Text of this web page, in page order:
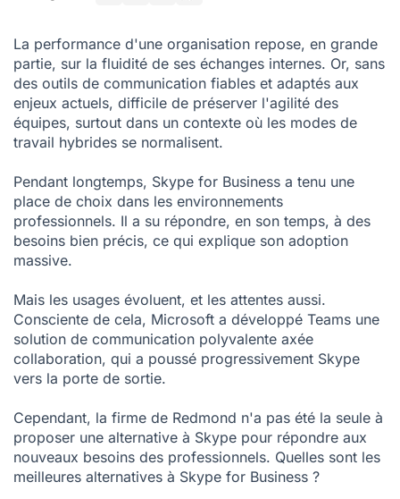
Le Top 10 des alternatives à Skype for Business
Alors, quelle est la meilleure alternative à Skype for Business
La performance d'une organisation repose, en grande
partie, sur la fluidité de ses échanges internes. Or, sans
des outils de communication fiables et adaptés aux
enjeux actuels, difficile de préserver l'agilité des
équipes, surtout dans un contexte où les modes de
travail hybrides se normalisent.
Pendant longtemps, Skype for Business a tenu une
place de choix dans les environnements
professionnels. Il a su répondre, en son temps, à des
besoins bien précis, ce qui explique son adoption
massive.
Mais les usages évoluent, et les attentes aussi.
Consciente de cela, Microsoft a développé Teams une
solution de communication polyvalente axée
collaboration, qui a poussé progressivement Skype
vers la porte de sortie.
Cependant, la firme de Redmond n'a pas été la seule à
proposer une alternative à Skype pour répondre aux
nouveaux besoins des professionnels. Quelles sont les
meilleures alternatives à Skype for Business ?